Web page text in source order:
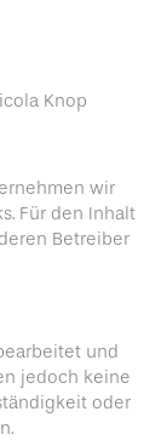
Knop
wir
Für den Inhalt
Betreiber
und
jedoch keine
oder